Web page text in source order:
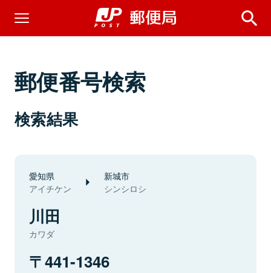
郵便番号検索
検索結果
愛知県
アイチケン
新城市
シンシロシ
川田
カワダ
441-1346